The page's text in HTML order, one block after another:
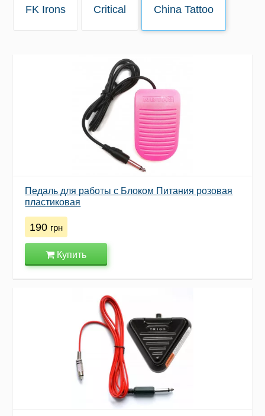
FK Irons Critical China Tattoo
Педаль для работы с Блоком Питания розовая
пластиковая
190 грн
Купить